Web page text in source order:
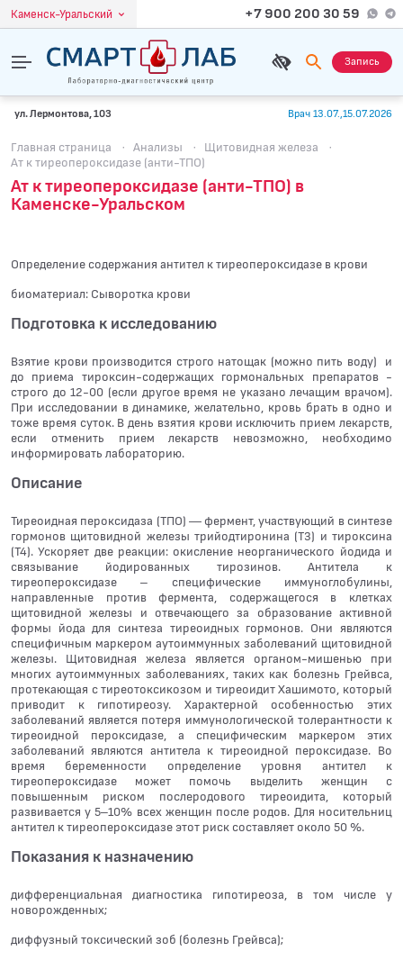
Каменск-Уральский +7 900 200 30 59
Запись
ул. Лермонтова, 103 Врач 13.07.,15.07.2026
Главная страница · Анализы · Щитовидная железа
·
Ат к тиреопероксидазе (анти-ТПО)
Ат к тиреопероксидазе (анти-ТПО) в
Каменске-Уральском
Определение содержания антител к тиреопероксидазе в крови
биоматериал: Сыворотка крови
Подготовка к исследованию
Взятие крови производится строго натощак (можно пить воду) и
до приема тироксин-содержащих гормональных препаратов -
строго до 12-00 (если другое время не указано лечащим врачом).
При исследовании в динамике, желательно, кровь брать в одно и
тоже время суток. В день взятия крови исключить прием лекарств,
если отменить прием лекарств невозможно, необходимо
информировать лабораторию.
Описание
Тиреоидная пероксидаза (ТПО) — фермент, участвующий в синтезе
гормонов щитовидной железы трийодтиронина (Т3) и тироксина
(Т4). Ускоряет две реакции: окисление неорганического йодида и
связывание йодированных тирозинов. Антитела к
тиреопероксидазе – специфические иммуноглобулины,
направленные против фермента, содержащегося в клетках
щитовидной железы и отвечающего за образование активной
формы йода для синтеза тиреоидных гормонов. Они являются
специфичным маркером аутоиммунных заболеваний щитовидной
железы. Щитовидная железа является органом-мишенью при
многих аутоиммунных заболеваниях, таких как болезнь Грейвса,
протекающая с тиреотоксикозом и тиреоидит Хашимото, который
приводит к гипотиреозу. Характерной особенностью этих
заболеваний является потеря иммунологической толерантности к
тиреоидной пероксидазе, а специфическим маркером этих
заболеваний являются антитела к тиреоидной пероксидазе. Во
время беременности определение уровня антител к
тиреопероксидазе может помочь выделить женщин с
повышенным риском послеродового тиреоидита, который
развивается у 5–10% всех женщин после родов. Для носительниц
антител к тиреопероксидазе этот риск составляет около 50 %.
Показания к назначению
дифференциальная диагностика гипотиреоза, в том числе у
новорожденных;
диффузный токсический зоб (болезнь Грейвса);